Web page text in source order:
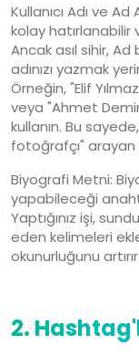
Kullanıcı Adı ve Ad
kolay hatırlanabilir
Ancak asıl sihir,
adınızı yazmak
Örneğin, "Elif
veya "Ahmet
kullanın. Bu
fotoğrafçı" arayan
Biyografi Metni:
yapabileceği
Yaptığınız işi,
eden kelimeleri
okunurluğunu
2.